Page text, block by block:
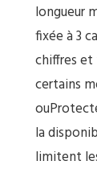
longueur
fixée à 3
chiffres
certains
la
limitent